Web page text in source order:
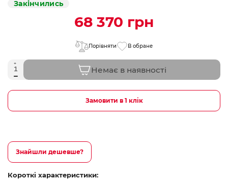
Закінчились
68 370 грн
Порівняти В обране
Немає в наявності
Замовити в 1 клік
Знайшли дешевше?
Короткі характеристики: